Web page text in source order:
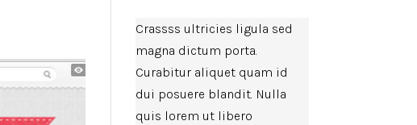
Crassss ultricies ligula sed
magna dictum porta.
Curabitur aliquet quam id
dui posuere blandit. Nulla
quis lorem ut libero